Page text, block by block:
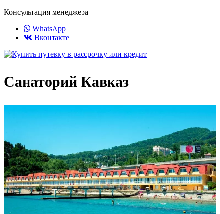
Консультация менеджера
WhatsApp
Вконтакте
Санаторий Кавказ